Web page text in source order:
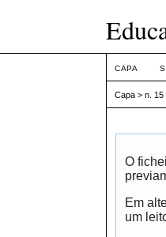
CAPA
Capa >n. 15
O
Em
um